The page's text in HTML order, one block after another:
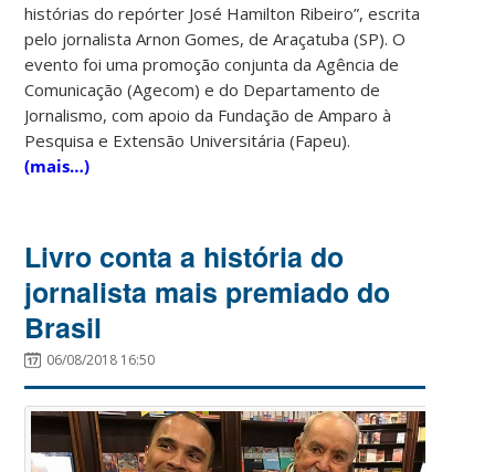
histórias do repórter José Hamilton Ribeiro”, escrita
pelo jornalista Arnon Gomes, de Araçatuba (SP). O
evento foi uma promoção conjunta da Agência de
Comunicação (Agecom) e do Departamento de
Jornalismo, com apoio da Fundação de Amparo à
Pesquisa e Extensão Universitária (Fapeu).
(mais…)
Livro conta a história do
jornalista mais premiado do
Brasil
06/08/2018 16:50